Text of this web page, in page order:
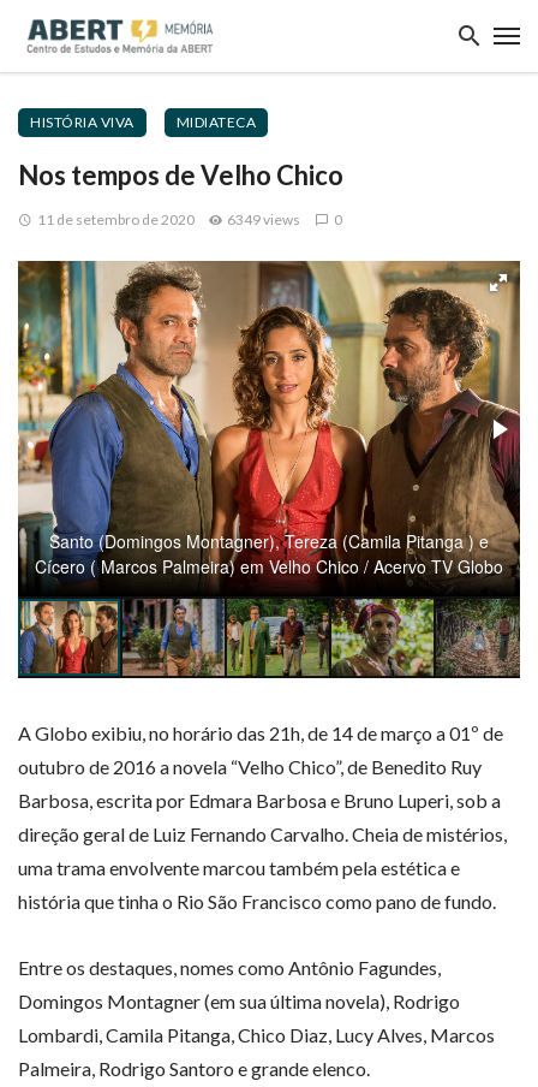
HISTÓRIA VIVA MIDIATECA
Nos tempos de Velho Chico
11 de setembro de 2020 6349 views 0
Santo (Domingos Montagner), Tereza (Camila Pitanga ) e
Cícero ( Marcos Palmeira) em Velho Chico / Acervo TV Globo
A Globo exibiu, no horário das 21h, de 14 de março a 01º de
outubro de 2016 a novela “Velho Chico”, de Benedito Ruy
Barbosa, escrita por Edmara Barbosa e Bruno Luperi, sob a
direção geral de Luiz Fernando Carvalho. Cheia de mistérios,
uma trama envolvente marcou também pela estética e
história que tinha o Rio São Francisco como pano de fundo.
Entre os destaques, nomes como Antônio Fagundes,
Domingos Montagner (em sua última novela), Rodrigo
Lombardi, Camila Pitanga, Chico Diaz, Lucy Alves, Marcos
Palmeira, Rodrigo Santoro e grande elenco.